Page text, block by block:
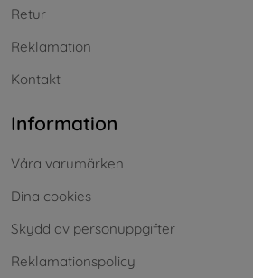
Retur
Reklamation
Kontakt
Information
Våra varumärken
Dina cookies
Skydd av personuppgifter
Reklamationspolicy